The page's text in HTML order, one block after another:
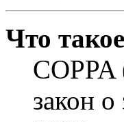
Что
закон